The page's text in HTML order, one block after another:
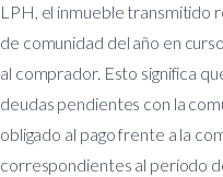
LPH, el inmueble transmitido
de comunidad del año en
al comprador. Esto significa
deudas pendientes con la
obligado al pago frente a la
correspondientes al período